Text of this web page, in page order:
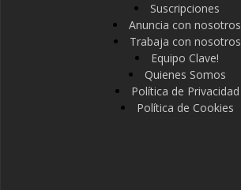
Suscripciones
Anuncia con nosotros
Trabaja con nosotros
Equipo Clave!
Quienes Somos
Política de Privacidad
Política de Cookies